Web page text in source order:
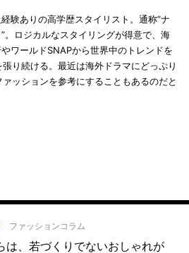
験ありの高学歴スタイリスト。通称”ナ
。ロジカルなスタイリングが得意で、海
ワールドSNAPから世界中のトレンドを
り続ける。最近は海外ドラマにどっぷり
ッションを参考にすることもあるのだと
ファッションコラム
は、若づくりでないおしゃれが